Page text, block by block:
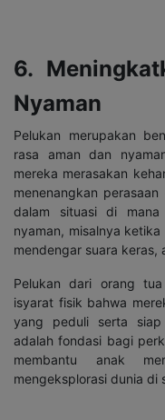
6.
Nyaman
Pelukan merupakan
rasa aman dan
mereka merasakan
menenangkan
dalam situasi di
nyaman, misalnya
mendengar suara keras,
Pelukan dari orang
isyarat fisik bahwa
yang peduli serta siap
adalah fondasi bagi
membantu anak
mengeksplorasi dunia di